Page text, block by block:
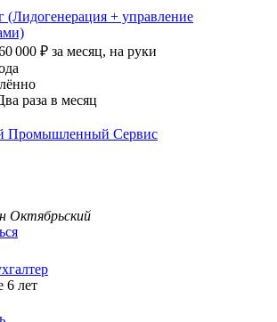
(Лидогенерация + управление
000 ₽ за месяц, на руки
раза в месяц
Промышленный Сервис
Октябрьский
6 лет